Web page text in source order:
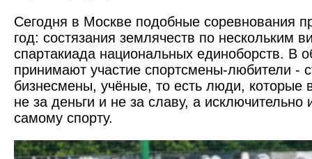
Сегодня в Москве подобные соревнования
год: состязания землячеств по нескольким
спартакиада национальных единоборств. В
принимают участие спортсмены-любители -
бизнесмены, учёные, то есть люди, которые
не за деньги и не за славу, а исключительно
самому спорту.